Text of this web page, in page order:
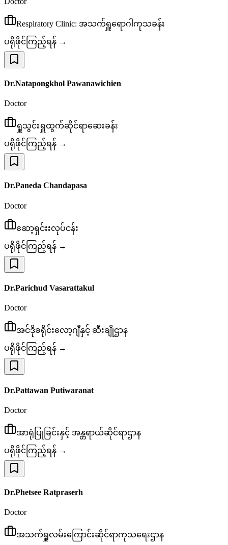
Respiratory Clinic: အသက်ရှူရောဂါကုသခန်း
ပရိုဖိုင်ကြည့်ရန် →
Dr.Natapongkhol Pawanawichien
Doctor
ရှူသွင်းရှူထွက်ဆိုင်ရာဆေးခန်း
ပရိုဖိုင်ကြည့်ရန် →
Dr.Paneda Chandapasa
Doctor
ဆော့ရှင်းးလုပ်ငန်း
ပရိုဖိုင်ကြည့်ရန် →
Dr.Parichud Vasarattakul
Doctor
အင်ဒိုခရိုင်းလော့ဂျီနှင့် ဆီးချိုဌာန
ပရိုဖိုင်ကြည့်ရန် →
Dr.Pattawan Putiwaranat
Doctor
အာရုံပြုခြင်းနှင့် အန္တရာယ်ဆိုင်ရာဌာန
ပရိုဖိုင်ကြည့်ရန် →
Dr.Phetsee Ratpraserh
Doctor
အသက်ရှူလမ်းကြောင်းဆိုင်ရာကုသရေးဌာန